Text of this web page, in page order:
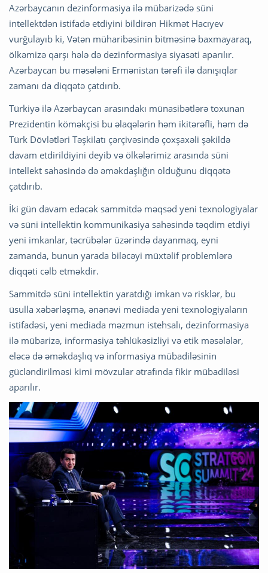
Azərbaycanın dezinformasiya ilə mübarizədə süni
intellektdən istifadə etdiyini bildirən Hikmət Hacıyev
vurğulayıb ki, Vətən müharibəsinin bitməsinə baxmayaraq,
ölkəmizə qarşı hələ də dezinformasiya siyasəti aparılır.
Azərbaycan bu məsələni Ermənistan tərəfi ilə danışıqlar
zamanı da diqqətə çatdırıb.
Türkiyə ilə Azərbaycan arasındakı münasibətlərə toxunan
Prezidentin köməkçisi bu əlaqələrin həm ikitərəfli, həm də
Türk Dövlətləri Təşkilatı çərçivəsində çoxşaxəli şəkildə
davam etdirildiyini deyib və ölkələrimiz arasında süni
intellekt sahəsində də əməkdaşlığın olduğunu diqqətə
çatdırıb.
İki gün davam edəcək sammitdə məqsəd yeni texnologiyalar
və süni intellektin kommunikasiya sahəsində təqdim etdiyi
yeni imkanlar, təcrübələr üzərində dayanmaq, eyni
zamanda, bunun yarada biləcəyi müxtəlif problemlərə
diqqəti cəlb etməkdir.
Sammitdə süni intellektin yaratdığı imkan və risklər, bu
üsulla xəbərləşmə, ənənəvi mediada yeni texnologiyaların
istifadəsi, yeni mediada məzmun istehsalı, dezinformasiya
ilə mübarizə, informasiya təhlükəsizliyi və etik məsələlər,
eləcə də əməkdaşlıq və informasiya mübadiləsinin
gücləndirilməsi kimi mövzular ətrafında fikir mübadiləsi
aparılır.